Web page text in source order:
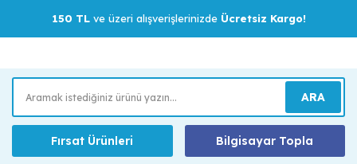
150 TLve üzeri alışverişlerinizde Ücretsiz Kargo!
ARA
Fırsat Ürünleri Bilgisayar Topla